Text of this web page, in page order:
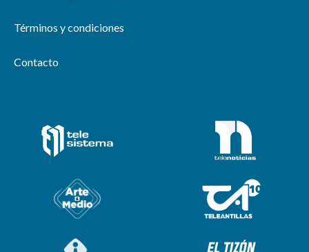
Términos y condiciones
Contacto